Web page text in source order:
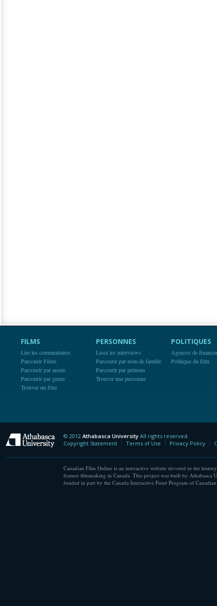
FILMS
Lire les commentaires
Parcourir Films
Parcourir par année
Parcourir par genre
Trouver un film
PERSONNES
Lisez les interviews
Parcourir par nom de famille
Parcourir par prénom
Trouver une personne
POLITIQUES
Agences de
Politique du film
Athabasca University
© 2012 Athabasca University All rights reserved.
Copyright Statement
Terms of Use Privacy Policy
Canadian Film Online is an interactive website devoted to the
feature filmmaking in Canada. This project was built by Athabasca
funded in part by the Canada Interactive Fund Program of